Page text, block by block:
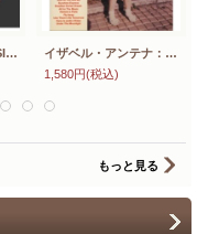
PIERRE BAROUH / SIERRAS 【LP】 フランス盤 SARAVAH ORG.
イザベル・アンテナ：ISABELLE ANTENA / フレンチ・リビエラ：FRENCH RIVIERA 【CD】 日本盤 デジパック仕様
1,580円(税込)
もっと見る